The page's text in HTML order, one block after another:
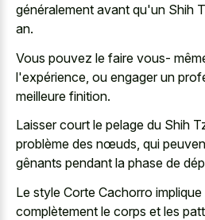
généralement avant qu'un Shih
an.
Vous pouvez le faire vous-
l'expérience, ou engager un
meilleure finition.
Laisser court le pelage du Shih
problème des nœuds, qui
gênants pendant la phase de
Le style Corte Cachorro
complètement le corps et les